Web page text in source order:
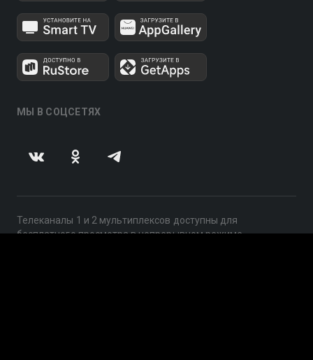
МЫ В СОЦСЕТЯХ
Телеканалы 1 и 2 мультиплексов доступны для
бесплатного просмотра в непрерывном режиме,